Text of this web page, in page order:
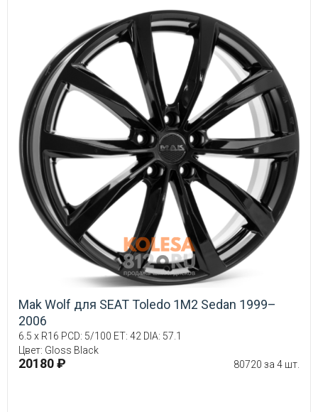
Mak Wolf для SEAT Toledo 1M2 Sedan 1999–
2006
6.5 x R16 PCD: 5/100 ET: 42 DIA: 57.1
Цвет: Gloss Black
20180 ₽ 80720 за 4 шт.